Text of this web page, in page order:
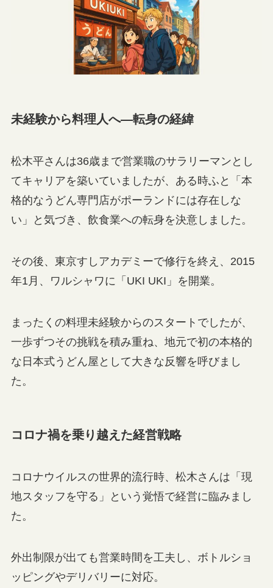
未経験から料理人へ—転身の経緯
松木平さんは36歳まで営業職のサラリーマンとし
てキャリアを築いていましたが、ある時ふと「本
格的なうどん専門店がポーランドには存在しな
い」と気づき、飲食業への転身を決意しました。
その後、東京すしアカデミーで修行を終え、2015
年1月、ワルシャワに「UKI UKI」を開業。
まったくの料理未経験からのスタートでしたが、
一歩ずつその挑戦を積み重ね、地元で初の本格的
な日本式うどん屋として大きな反響を呼びまし
た。
コロナ禍を乗り越えた経営戦略
コロナウイルスの世界的流行時、松木さんは「現
地スタッフを守る」という覚悟で経営に臨みまし
た。
外出制限が出ても営業時間を工夫し、ボトルショ
ッピングやデリバリーに対応。